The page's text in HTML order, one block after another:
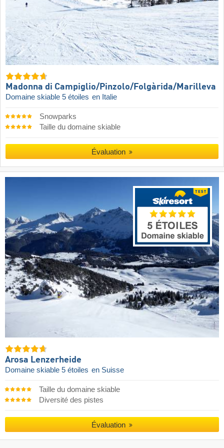
Madonna di Campiglio/​Pinzolo/​Folgàrida/​Marilleva
Domaine skiable 5 étoiles en Italie
Snowparks
Taille du domaine skiable
Évaluation
Arosa Lenzerheide
Domaine skiable 5 étoiles en Suisse
Taille du domaine skiable
Diversité des pistes
Évaluation